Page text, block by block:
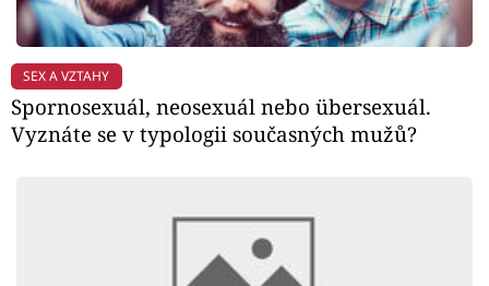
SEX A VZTAHY
Spornosexuál, neosexuál nebo übersexuál.
Vyznáte se v typologii současných mužů?